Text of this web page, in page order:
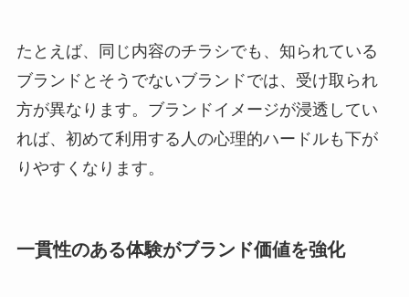
たとえば、同じ内容のチラシでも、知られている
ブランドとそうでないブランドでは、受け取られ
方が異なります。ブランドイメージが浸透してい
れば、初めて利用する人の心理的ハードルも下が
りやすくなります。
一貫性のある体験がブランド価値を強化